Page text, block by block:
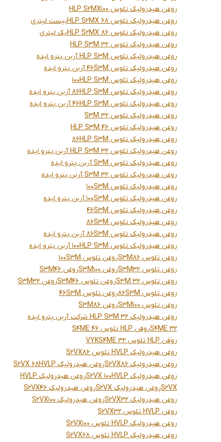
روغن هیدرولیک تلوس HLP S2MX100
روغن هیدرولیک تلوس HLP S2MX 68بیست لیتری
روغن هیدرولیک تلوس HLP S2MX 86یک لیتری
روغن هیدرولیک تلوس 32 HLP S3M
روغن هیدرولیک تلوس HLP S3M آرین پترو ایده
روغن هیدرولیک تلوس 46S3M آرین پترو ایده
روغن هیدرولیک تلوس 100HLP S3M
روغن هیدرولیک تلوس 86HLP S3M آرین پترو ایده
روغن هیدرولیک تلوس 46HLP S3M آرین پترو ایده
روغن هیدرولیک تلوس 32 S3M
روغن هیدرولیک تلوس 46 HLP S3M
روغن هیدرولیک تلوس 86HLP S3M
روغن هیدرولیک تلوس 32 HLP S3M آرین پترو ایده
روغن هیدرولیک تلوس S3M آرین پترو ایده
روغن هیدرولیک تلوس 32 S3M آرین پترو ایده
روغن هیدرولیک تلوس 100S3M
روغن هیدرولیک تلوس 100S3M آرین پترو ایده
روغن هیدرولیک تلوس 46S3M
روغن هیدرولیک تلوس 86S3M
روغن هیدرولیک تلوس 86S3M آرین پترو ایده
روغن هیدرولیک تلوس 100HLP S3M آرین پترو ایده
روغن تلوس S3M86
روغن تلوس 100S3M
روغن تلوس S3M32
روغن S3M100
روغن S3M46
روغن تلوس 32 S3M
روغن تلوس S3M46
روغن S3M32
روغن تلوس 86S3M
روغن تلوس 46S3M
روغن تلوس S3M100
روغن S3M86
روغن هیدرولیک HLP S3M 32 شرکت آرین پترو ایده
S4ME 32روفن HLP تلوس S4ME 46
روفن HLP تلوس S4ME 32
VYK
روغن هیدرولیک HVLP تلوس S2VX86
روغن هیدرولیک S2VX86
روغن هیدرولیک S2VX 68HVLP
روغن هیدرولیک S2VX 100HVLP
روغن هیدرولیک HVLP
S2VXروغن هیدرولیک S2VX
روغن هیدرولیک S2VX46
روغن هیدرولیک S2VX32
روغن هیدرولیک S2VX100
روغن HVLP تلوس S2VX32
روغن هیدرولیک HVLP تلوس S2VX100
روغن هیدرولیک HVLP تلوس S2VX68